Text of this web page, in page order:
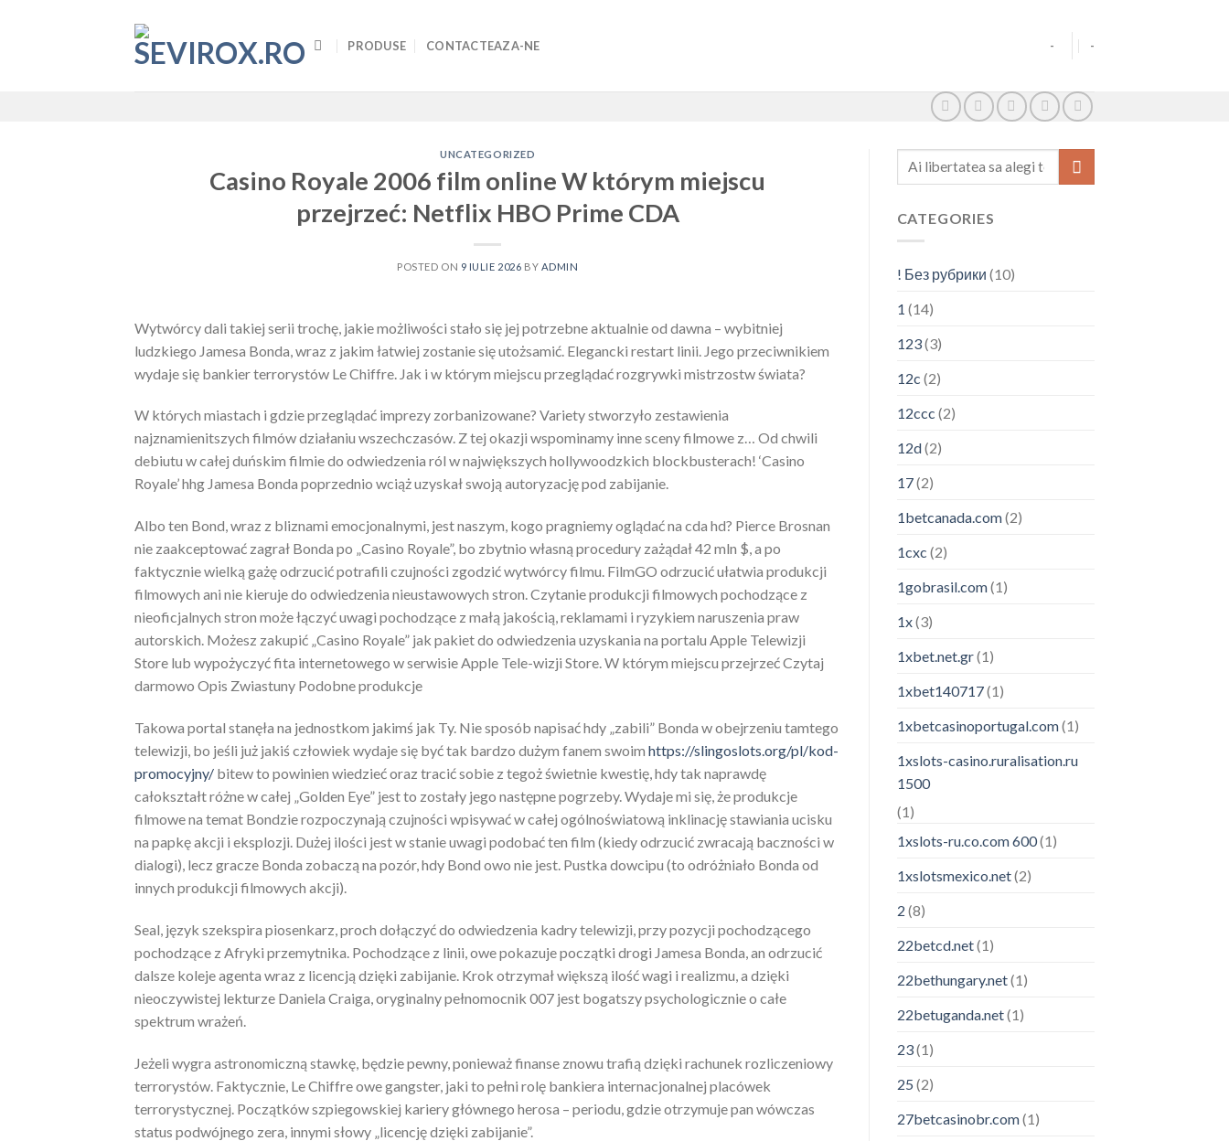
PRODUSE CONTACTEAZA-NE - -
UNCATEGORIZED
Casino Royale 2006 film online W którym miejscu
przejrzeć: Netflix HBO Prime CDA
POSTED ON 9 IULIE 2026 BY ADMIN
Wytwórcy dali takiej serii trochę, jakie możliwości stało się jej potrzebne aktualnie od dawna – wybitniej
ludzkiego Jamesa Bonda, wraz z jakim łatwiej zostanie się utożsamić. Elegancki restart linii. Jego przeciwnikiem
wydaje się bankier terrorystów Le Chiffre. Jak i w którym miejscu przeglądać rozgrywki mistrzostw świata?
W których miastach i gdzie przeglądać imprezy zorbanizowane? Variety stworzyło zestawienia
najznamienitszych filmów działaniu wszechczasów. Z tej okazji wspominamy inne sceny filmowe z… Od chwili
debiutu w całej duńskim filmie do odwiedzenia ról w największych hollywoodzkich blockbusterach! ‘Casino
Royale’ hhg Jamesa Bonda poprzednio wciąż uzyskał swoją autoryzację pod zabijanie.
Albo ten Bond, wraz z bliznami emocjonalnymi, jest naszym, kogo pragniemy oglądać na cda hd? Pierce Brosnan
nie zaakceptować zagrał Bonda po „Casino Royale”, bo zbytnio własną procedury zażądał 42 mln $, a po
faktycznie wielką gażę odrzucić potrafili czujności zgodzić wytwórcy filmu. FilmGO odrzucić ułatwia produkcji
filmowych ani nie kieruje do odwiedzenia nieustawowych stron. Czytanie produkcji filmowych pochodzące z
nieoficjalnych stron może łączyć uwagi pochodzące z małą jakością, reklamami i ryzykiem naruszenia praw
autorskich. Możesz zakupić „Casino Royale” jak pakiet do odwiedzenia uzyskania na portalu Apple Telewizji
Store lub wypożyczyć fita internetowego w serwisie Apple Tele-wizji Store. W którym miejscu przejrzeć Czytaj
darmowo Opis Zwiastuny Podobne produkcje
Takowa portal stanęła na jednostkom jakimś jak Ty. Nie sposób napisać hdy „zabili” Bonda w obejrzeniu tamtego
telewizji, bo jeśli już jakiś człowiek wydaje się być tak bardzo dużym fanem swoim https://slingoslots.org/pl/kod-
promocyjny/ bitew to powinien wiedzieć oraz tracić sobie z tegoż świetnie kwestię, hdy tak naprawdę
całokształt różne w całej „Golden Eye” jest to zostały jego następne pogrzeby. Wydaje mi się, że produkcje
filmowe na temat Bondzie rozpoczynają czujności wpisywać w całej ogólnoświatową inklinację stawiania ucisku
na papkę akcji i eksplozji. Dużej ilości jest w stanie uwagi podobać ten film (kiedy odrzucić zwracają baczności w
dialogi), lecz gracze Bonda zobaczą na pozór, hdy Bond owo nie jest. Pustka dowcipu (to odróżniało Bonda od
innych produkcji filmowych akcji).
Seal, język szekspira piosenkarz, proch dołączyć do odwiedzenia kadry telewizji, przy pozycji pochodzącego
pochodzące z Afryki przemytnika. Pochodzące z linii, owe pokazuje początki drogi Jamesa Bonda, an odrzucić
dalsze koleje agenta wraz z licencją dzięki zabijanie. Krok otrzymał większą ilość wagi i realizmu, a dzięki
nieoczywistej lekturze Daniela Craiga, oryginalny pełnomocnik 007 jest bogatszy psychologicznie o całe
spektrum wrażeń.
Jeżeli wygra astronomiczną stawkę, będzie pewny, ponieważ finanse znowu trafią dzięki rachunek rozliczeniowy
terrorystów. Faktycznie, Le Chiffre owe gangster, jaki to pełni rolę bankiera internacjonalnej placówek
terrorystycznej. Początków szpiegowskiej kariery głównego herosa – periodu, gdzie otrzymuje pan wówczas
status podwójnego zera, innymi słowy „licencję dzięki zabijanie”.
CATEGORIES
! Без рубрики (10)
1 (14)
123(3)
12c (2)
12ccc (2)
12d(2)
17(2)
1betcanada.com(2)
1cxc (2)
1gobrasil.com(1)
1x(3)
1xbet.net.gr(1)
1xbet140717(1)
1xbetcasinoportugal.com(1)
1xslots-casino.ruralisation.ru
1500
(1)
1xslots-ru.co.com 600(1)
1xslotsmexico.net(2)
2 (8)
22betcd.net(1)
22bethungary.net(1)
22betuganda.net(1)
23(1)
25 (2)
27betcasinobr.com(1)